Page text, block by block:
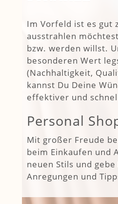
Im Vorfeld ist es gut
ausstrahlen
bzw. werden willst.
besonderen Wert
(Nachhaltigkeit,
kannst Du Deine
effektiver und
Personal
Mit großer Freude
beim Einkaufen und
neuen Stils und
Anregungen und